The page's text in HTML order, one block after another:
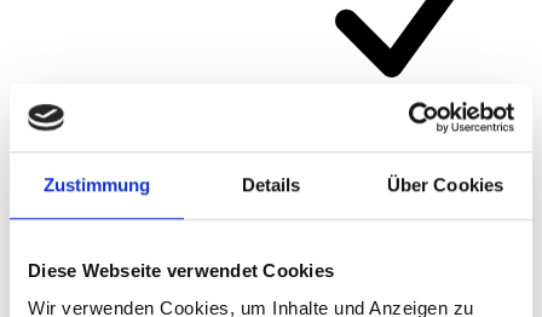
Zustimmung Details Über Cookies
Diese Webseite verwendet Cookies
Wir verwenden Cookies, um Inhalte und Anzeigen zu